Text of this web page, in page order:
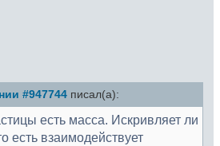
#947744 писал(а):
есть масса. Искривляет ли
есть взаимодействует